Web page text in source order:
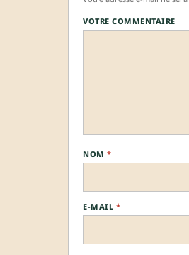
VOTRE COMMENTAIRE
NOM *
E-MAIL *